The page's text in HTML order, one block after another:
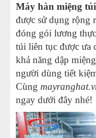
Máy hàn miệng
được sử dụng rộng
đóng gói lương
túi liên tục được ưa
khả năng dập
người dùng tiết
Cùng
ngay dưới đây nhé!